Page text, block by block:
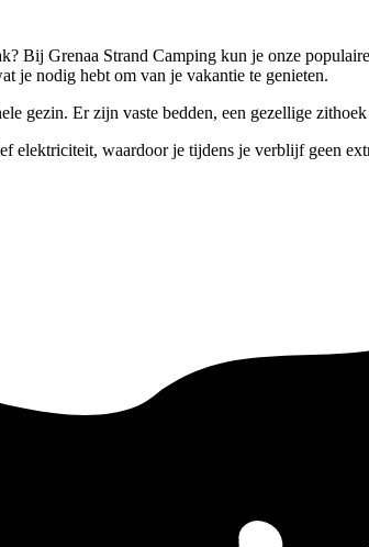
Bij Grenaa Strand Camping kun je onze
je nodig hebt om van je vakantie te genieten.
gezin. Er zijn vaste bedden, een gezellige
waardoor je tijdens je verblijf geen